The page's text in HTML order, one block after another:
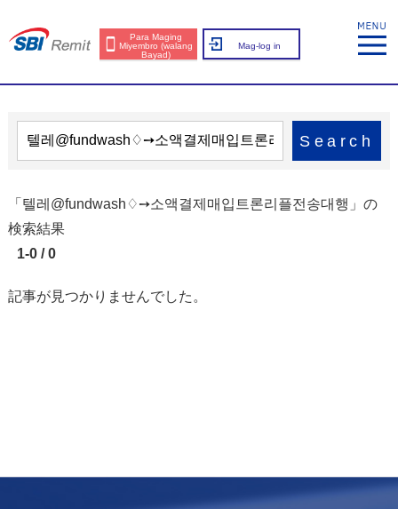
Para Maging
Miyembro (walang
Bayad)
Mag-log in
Search
「텔레@fundwash♢➙소액결제매입트론리플전송대행」の
検索結果
1-0 / 0
記事が見つかりませんでした。